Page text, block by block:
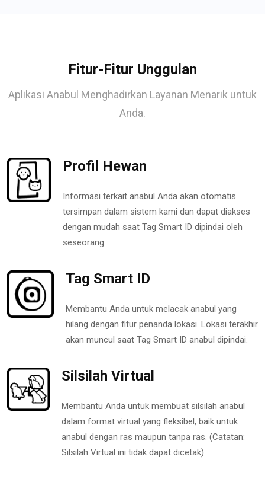
Fitur-Fitur Unggulan
Aplikasi Anabul Menghadirkan Layanan Menarik untuk
Anda.
Profil Hewan
Informasi terkait anabul Anda akan otomatis
tersimpan dalam sistem kami dan dapat diakses
dengan mudah saat Tag Smart ID dipindai oleh
seseorang.
Tag Smart ID
Membantu Anda untuk melacak anabul yang
hilang dengan fitur penanda lokasi. Lokasi terakhir
akan muncul saat Tag Smart ID anabul dipindai.
Silsilah Virtual
Membantu Anda untuk membuat silsilah anabul
dalam format virtual yang fleksibel, baik untuk
anabul dengan ras maupun tanpa ras. (Catatan:
Silsilah Virtual ini tidak dapat dicetak).